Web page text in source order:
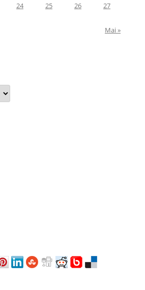
24 25 26
27
Mai »